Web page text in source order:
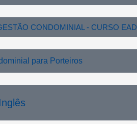
CONDOMINIAL - CURSO EAD
para Porteiros
Inglês